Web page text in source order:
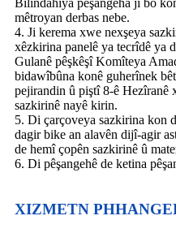
mêtroyan derbas nebe.
4. Ji kerema xwe nexşeya
xêzkirina panelê ya tecrîdê ya
Gulanê pêşkêşî Komîteya
bidawîbûna konê guherînek
pejirandin û piştî 8-ê Hezîranê
sazkirinê nayê kirin.
5. Di çarçoveya sazkirina kon
dagir bike an alavên dijî-agir
de hemî çopên sazkirinê û
6. Di pêşangehê de ketina
XIZMETN